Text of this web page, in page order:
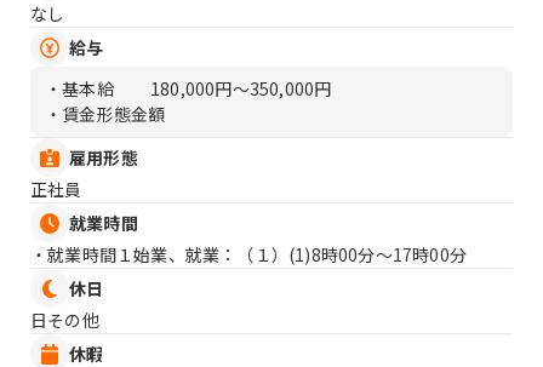
なし
給与
・基本給
180,000円〜350,000円
・賃金形態金額
雇用形態
正社員
就業時間
・就業時間１始業、就業：（１） (1)8時00分〜17時00分
休日
日その他
休暇